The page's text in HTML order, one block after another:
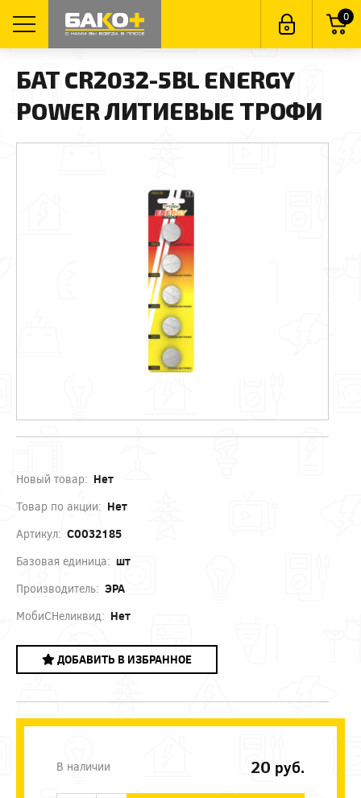
0
БАТ CR2032-5BL ENERGY
POWER ЛИТИЕВЫЕ ТРОФИ
Новый товар: Нет
Товар по акции: Нет
Артикул: C0032185
Базовая единица: шт
Производитель: ЭРА
МобиСНеликвид: Нет
ДОБАВИТЬ В ИЗБРАННОЕ
В наличии 20 руб.